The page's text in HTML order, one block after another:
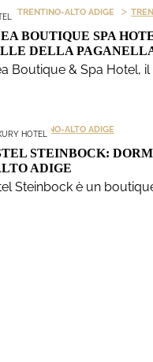
> TRENTINO-ALTO ADIGE >
BOUTIQUE SPA
DELLA
Boutique & Spa Hotel,
HOTEL
> TRENTINO-ALTO ADIGE
STEINBOCK:
ADIGE
Steinbock è un